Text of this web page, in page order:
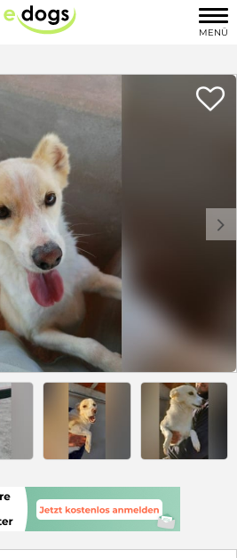
MENÜ

d